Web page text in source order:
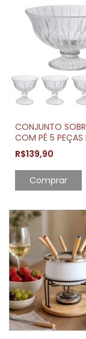
CONJUNTO
COM PÉ 5 PEÇAS
MESA POSTA
R$139,90